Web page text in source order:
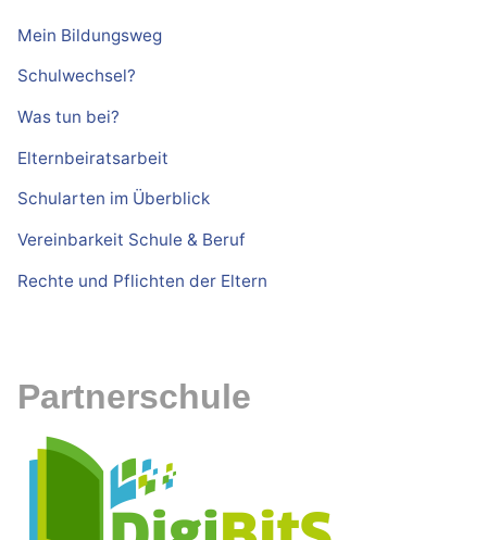
Mein Bildungsweg
Schulwechsel?
Was tun bei?
Elternbeiratsarbeit
Schularten im Überblick
Vereinbarkeit Schule & Beruf
Rechte und Pflichten der Eltern
Partnerschule